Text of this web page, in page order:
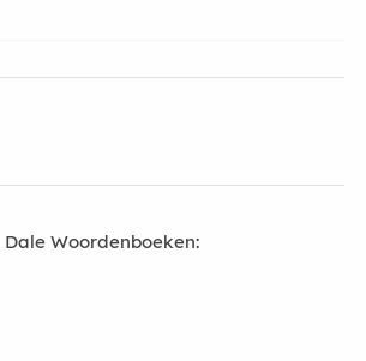
Woordenboeken: